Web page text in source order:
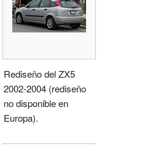
Rediseño del ZX5
2002-2004 (rediseño
no disponible en
Europa).